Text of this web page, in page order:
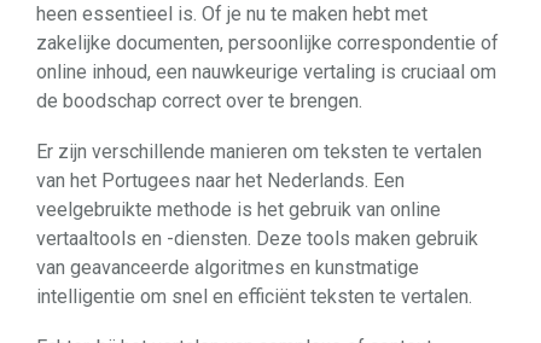
heen essentieel is. Of je nu te maken hebt met
zakelijke documenten, persoonlijke correspondentie of
online inhoud, een nauwkeurige vertaling is cruciaal om
de boodschap correct over te brengen.
Er zijn verschillende manieren om teksten te vertalen
van het Portugees naar het Nederlands. Een
veelgebruikte methode is het gebruik van online
vertaaltools en -diensten. Deze tools maken gebruik
van geavanceerde algoritmes en kunstmatige
intelligentie om snel en efficiënt teksten te vertalen.